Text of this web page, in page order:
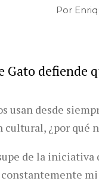
Por
defiende
usan desde
¿por qué
de la iniciativa
mi